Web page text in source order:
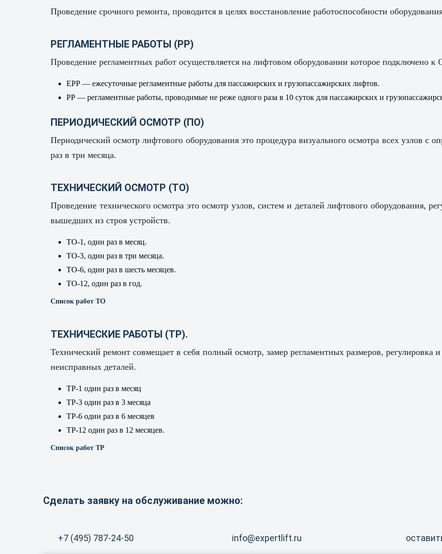
Проведение срочного ремонта, проводится в целях восстановление работоспособности
РЕГЛАМЕНТНЫЕ РАБОТЫ (РР)
Проведение регламентных работ осуществляется на лифтовом оборудовании которое подключено
ЕРР — ежесуточные регламентные работы для пассажирских и грузопассажирских лифтов.
РР — регламентные работы, проводимые не реже одного раза в 10 суток для пассажирских и
ПЕРИОДИЧЕСКИЙ ОСМОТР (ПО)
Периодический осмотр лифтового оборудования это процедура визуального осмотра всех узлов с
раз в три месяца.
ТЕХНИЧЕСКИЙ ОСМОТР (ТО)
Проведение технического осмотра это осмотр узлов, систем и деталей лифтового оборудования,
вышедших из строя устройств.
ТО-1, один раз в месяц.
ТО-3, один раз в три месяца.
ТО-6, один раз в шесть месяцев.
ТО-12, один раз в год.
Список работ ТО
ТЕХНИЧЕСКИЕ РАБОТЫ (ТР).
Технический ремонт совмещает в себя полный осмотр, замер регламентных размеров, регулировка
неисправных деталей.
ТР-1 один раз в месяц
ТР-3 один раз в 3 месяца
ТР-6 один раз в 6 месяцев
ТР-12 один раз в 12 месяцев.
Список работ ТР
Сделать заявку на обслуживание можно:
+7 (495) 787-24-50 info@expertlift.ru